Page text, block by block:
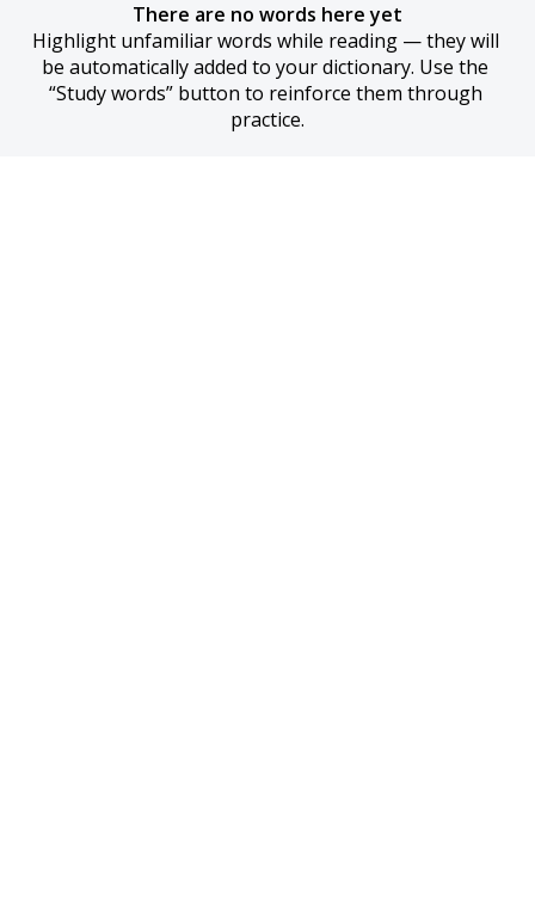
There are no words here yet
Highlight unfamiliar words while reading — they will
be automatically added to your dictionary. Use the
“Study words” button to reinforce them through
practice.